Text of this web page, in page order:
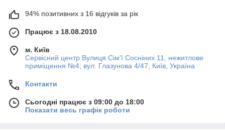
94% позитивних з 16 відгуків за рік
Працює з 18.08.2010
м. Київ
Сервісний центр Вулиця Сім'ї Сосніних 11, нежитлове
приміщення №4; вул. Глазунова 4/47, Київ, Україна
Контакти
Сьогодні працює з 09:00 до 18:00
Показати весь графік роботи